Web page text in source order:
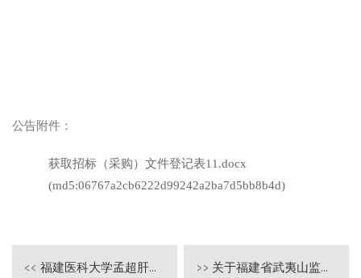
公告附件：
获取招标（采购）文件登记表11.docx
(md5:06767a2cb6222d99242a2ba7d5bb8b4d)
<< 福建医科大学孟超肝胆医院内镜追溯系统采购项目公开招标公告 >> 关于福建省武夷山监狱便民服务中心搬迁改造项目询价通知书的预公告